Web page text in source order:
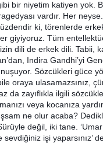
bir niyetim katiyen yok.
vardır. Her
ki, törenlerde
giyiyoruz. Tüm
dili de erkek dili. Tabii,
Indira Gandhi’yi
Sözcükleri güce
oraya ulasamazsınız,
zayıflıkla ilgili
veya kocanıza
ne olur acaba?
değil, iki tane.
işi yaparsınız’